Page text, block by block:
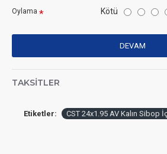
Oylama Kötü
DEVAM
TAKSITLER
Etiketler: CST 24x1.95 AV Kalın Sibop